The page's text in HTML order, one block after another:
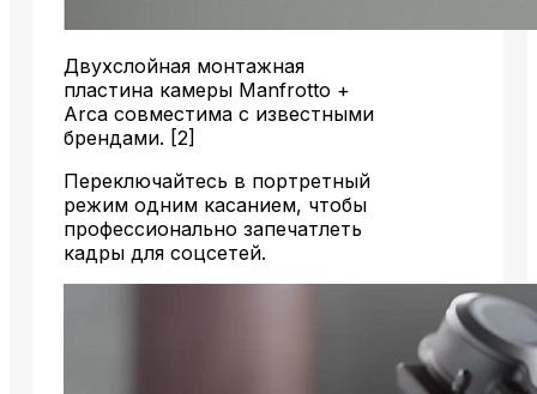
Двухслойная монтажная
пластина камеры Manfrotto +
Arca совместима с известными
брендами. [2]
Переключайтесь в портретный
режим одним касанием, чтобы
профессионально запечатлеть
кадры для соцсетей.